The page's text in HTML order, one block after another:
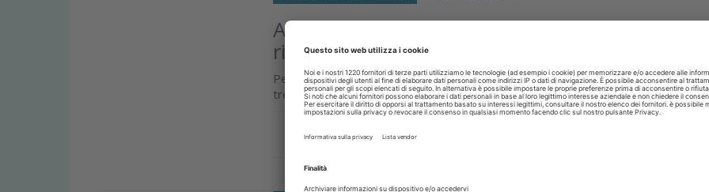
Approccio funzionale precoce per una
riduzione fisiologica delle asimmetrie occlusali
Perchè dobbiamo dare tanta importanza all’osservazione precoce – dall'età
tre anni – di piccoli segni di asimmetria facciale e occlusale? Caso clinico
Approfondisci